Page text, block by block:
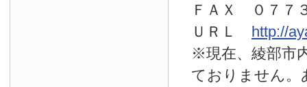
ＦＡＸ ０７７
ＵＲＬ http://
※現在、綾部市
ておりません。